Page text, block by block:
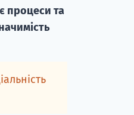
процеси та